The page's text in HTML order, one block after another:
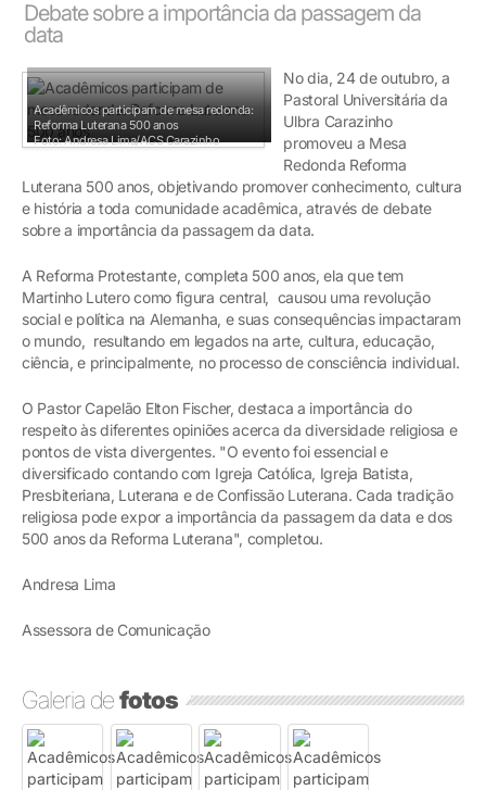
Debate sobre a importância da passagem da
data
Acadêmicos participam de mesa redonda:
Reforma Luterana 500 anos
Foto: Andresa Lima/ACS Carazinho
No dia, 24 de outubro, a
Pastoral Universitária da
Ulbra Carazinho
promoveu a Mesa
Redonda Reforma
Luterana 500 anos, objetivando promover conhecimento, cultura
e história a toda comunidade acadêmica, através de debate
sobre a importância da passagem da data.
A Reforma Protestante, completa 500 anos, ela que tem
Martinho Lutero como figura central, causou uma revolução
social e política na Alemanha, e suas consequências impactaram
o mundo, resultando em legados na arte, cultura, educação,
ciência, e principalmente, no processo de consciência individual.
O Pastor Capelão Elton Fischer, destaca a importância do
respeito às diferentes opiniões acerca da diversidade religiosa e
pontos de vista divergentes. "O evento foi essencial e
diversificado contando com Igreja Católica, Igreja Batista,
Presbiteriana, Luterana e de Confissão Luterana. Cada tradição
religiosa pode expor a importância da passagem da data e dos
500 anos da Reforma Luterana", completou.
Andresa Lima
Assessora de Comunicação
Galeria defotos